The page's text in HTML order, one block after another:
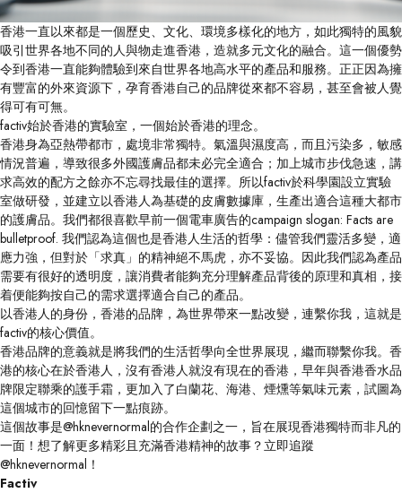
香港一直以來都是一個歷史、文化、環境多樣化的地方，如此獨特的風貌
吸引世界各地不同的人與物走進香港，造就多元文化的融合。這一個優勢
令到香港一直能夠體驗到來自世界各地高水平的產品和服務。正正因為擁
有豐富的外來資源下，孕育香港自己的品牌從來都不容易，甚至會被人覺
得可有可無。
factiv始於香港的實驗室，一個始於香港的理念。
香港身為亞熱帶都市，處境非常獨特。氣溫與濕度高，而且污染多，敏感
情況普遍，導致很多外國護膚品都未必完全適合；加上城市步伐急速，講
求高效的配方之餘亦不忘尋找最佳的選擇。所以factiv於科學園設立實驗
室做研發，並建立以香港人為基礎的皮膚數據庫，生產出適合這種大都市
的護膚品。我們都很喜歡早前一個電車廣告的campaign slogan: Facts are
bulletproof. 我們認為這個也是香港人生活的哲學：儘管我們靈活多變，適
應力強，但對於「求真」的精神絕不馬虎，亦不妥協。因此我們認為產品
需要有很好的透明度，讓消費者能夠充分理解產品背後的原理和真相，接
着便能夠按自己的需求選擇適合自己的產品。
以香港人的身份，香港的品牌，為世界帶來一點改變，連繫你我，這就是
factiv的核心價值。
香港品牌的意義就是將我們的生活哲學向全世界展現，繼而聯繫你我。香
港的核心在於香港人，沒有香港人就沒有現在的香港，早年與香港香水品
牌限定聯乘的護手霜，更加入了白蘭花、海港、煙燻等氣味元素，試圖為
這個城市的回憶留下一點痕跡。
這個故事是@hknevernormal的合作企劃之一，旨在展現香港獨特而非凡的
一面！想了解更多精彩且充滿香港精神的故事？立即追蹤
@hknevernormal ！
Factiv